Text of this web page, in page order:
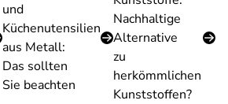
und
Küchenutensilien
aus Metall:
Das sollten
Sie beachten
Nachhaltige
Alternative
zu
herkömmlichen
Kunststoffen?